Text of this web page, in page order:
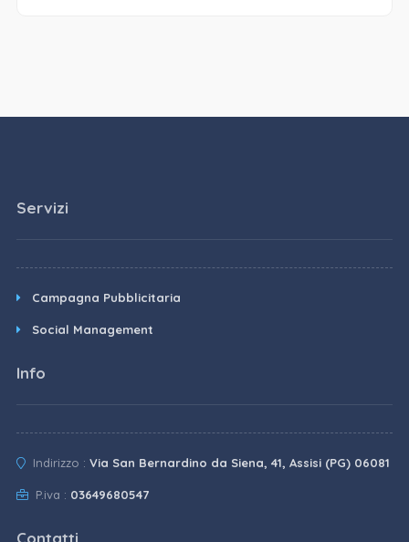
Servizi
Campagna Pubblicitaria
Social Management
Info
Indirizzo : Via San Bernardino da Siena, 41, Assisi (PG) 06081
P.iva : 03649680547
Contatti